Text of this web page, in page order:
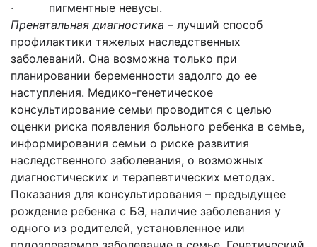
· пигментные невусы.
Пренатальная диагностика – лучший способ
профилактики тяжелых наследственных
заболеваний. Она возможна только при
планировании беременности задолго до ее
наступления. Медико-генетическое
консультирование семьи проводится с целью
оценки риска появления больного ребенка в семье,
информирования семьи о риске развития
наследственного заболевания, о возможных
диагностических и терапевтических методах.
Показания для консультирования – предыдущее
рождение ребенка с БЭ, наличие заболевания у
одного из родителей, установленное или